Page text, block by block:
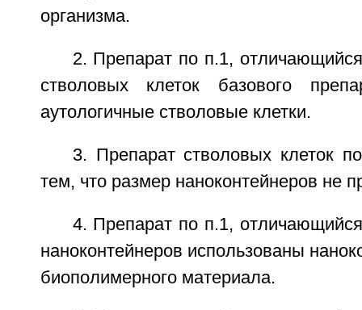
организма.
2. Препарат по п.1,
стволовых клеток базового
аутологичные стволовые клетки.
3. Препарат стволовых клеток
тем, что размер наноконтейнеров не
4. Препарат по п.1,
наноконтейнеров использованы
биополимерного материала.